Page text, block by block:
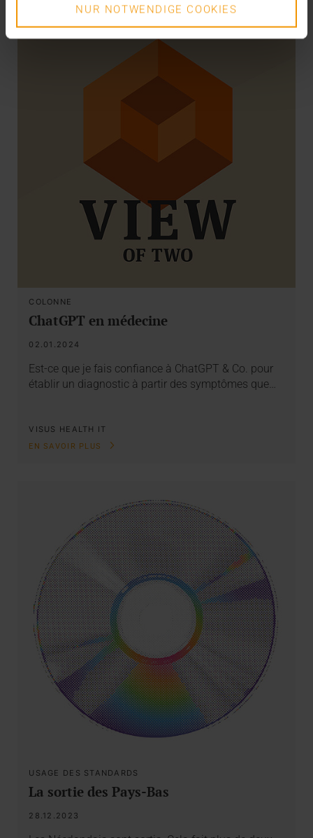
NUR NOTWENDIGE COOKIES
COLONNE
ChatGPT en médecine
02.01.2024
Est-ce que je fais confiance à ChatGPT & Co. pour
établir un diagnostic à partir des symptômes que…
VISUS HEALTH IT
EN SAVOIR PLUS
USAGE DES STANDARDS
La sortie des Pays-Bas
28.12.2023